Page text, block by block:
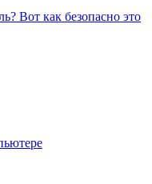
Вот как безопасно это